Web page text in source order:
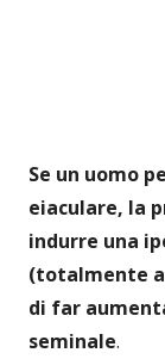
Se un uomo
eiaculare, la
indurre una
(totalmente
di far
seminale.